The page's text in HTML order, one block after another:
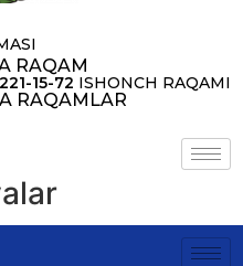
RAQAM
15-72 ISHONCH RAQAMI
RAQAMLAR